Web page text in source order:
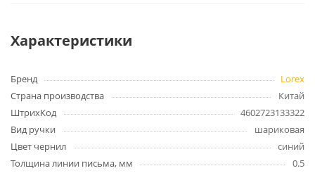
Характеристики
Бренд
Lorex
Страна производства
Китай
ШтрихКод
4602723133322
Вид ручки
шариковая
Цвет чернил
синий
Толщина линии письма, мм
0.5